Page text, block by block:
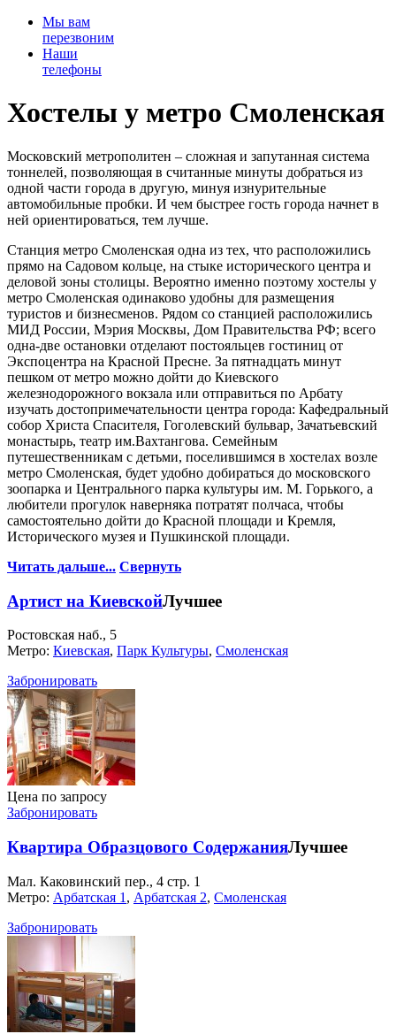
Мы вам
перезвоним
Наши
телефоны
Хостелы у метро Смоленская
Московский метрополитен – сложная и запутанная система
тоннелей, позволяющая в считанные минуты добраться из
одной части города в другую, минуя изнурительные
автомобильные пробки. И чем быстрее гость города начнет в
ней ориентироваться, тем лучше.
Станция метро Смоленская одна из тех, что расположились
прямо на Садовом кольце, на стыке исторического центра и
деловой зоны столицы. Вероятно именно поэтому хостелы у
метро Смоленская одинаково удобны для размещения
туристов и бизнесменов. Рядом со станцией расположились
МИД России, Мэрия Москвы, Дом Правительства РФ; всего
одна-две остановки отделают постояльцев гостиниц от
Экспоцентра на Красной Пресне. За пятнадцать минут
пешком от метро можно дойти до Киевского
железнодорожного вокзала или отправиться по Арбату
изучать достопримечательности центра города: Кафедральный
собор Христа Спасителя, Гоголевский бульвар, Зачатьевский
монастырь, театр им.Вахтангова. Семейным
путешественникам с детьми, поселившимся в хостелах возле
метро Смоленская, будет удобно добираться до московского
зоопарка и Центрального парка культуры им. М. Горького, а
любители прогулок наверняка потратят полчаса, чтобы
самостоятельно дойти до Красной площади и Кремля,
Исторического музея и Пушкинской площади.
Читать дальше... Свернуть
Артист на КиевскойЛучшее
Ростовская наб., 5
Метро: Киевская, Парк Культуры, Смоленская
Забронировать
Цена по запросу
Забронировать
Квартира Образцового СодержанияЛучшее
Мал. Каковинский пер., 4 стр. 1
Метро: Арбатская 1 , Арбатская 2, Смоленская
Забронировать